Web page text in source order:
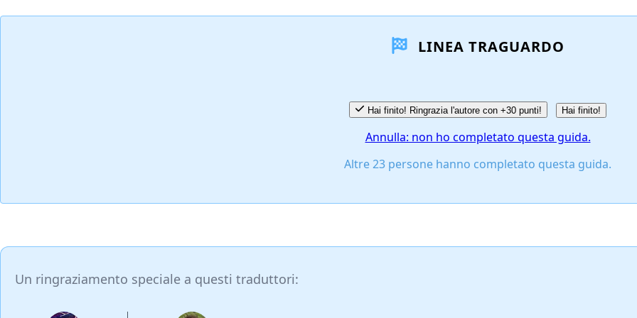
Aggiungi Commento
LINEA TRAGUARDO
Hai finito! Ringrazia l'autore con +30 punti! Hai finito!
Annulla: non ho completato questa guida.
Altre 23 persone hanno completato questa guida.
Un ringraziamento speciale a questi traduttori: